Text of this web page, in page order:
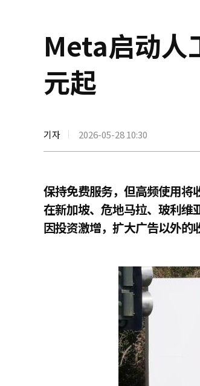
Meta启动人
元起
기자 2026-05-28 10:30
保持免费服务，但高频使用将
在新加坡、危地马拉、玻利维
因投资激增，扩大广告以外的